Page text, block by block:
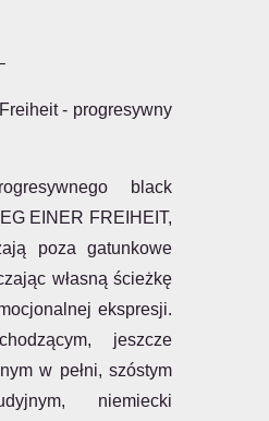
- progresywny
black
EINER FREIHEIT,
poza gatunkowe
własną ścieżkę
ekspresji.
jeszcze
w pełni, szóstym
niemiecki